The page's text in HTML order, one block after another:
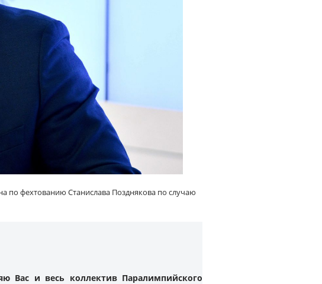
по фехтованию Станислава Позднякова по случаю
Вас и весь коллектив Паралимпийского